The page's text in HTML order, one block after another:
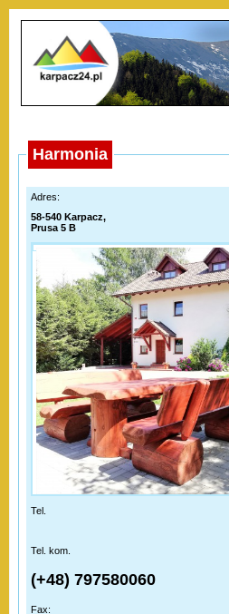
Harmonia
Adres:
58-540 Karpacz,
Prusa 5 B
Tel.
Tel. kom.
(+48) 797580060
Fax: